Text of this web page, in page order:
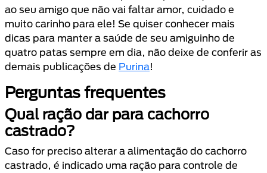
ao seu amigo que não vai faltar amor, cuidado e
muito carinho para ele! Se quiser conhecer mais
dicas para manter a saúde de seu amiguinho de
quatro patas sempre em dia, não deixe de conferir as
demais publicações de Purina!
Perguntas frequentes
Qual ração dar para cachorro
castrado?
Caso for preciso alterar a alimentação do cachorro
castrado, é indicado uma ração para controle de